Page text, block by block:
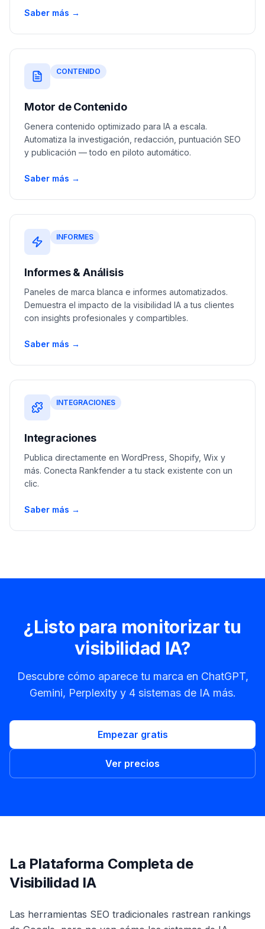
Saber más →
CONTENIDO
Motor de Contenido
Genera contenido optimizado para IA a escala.
Automatiza la investigación, redacción, puntuación SEO
y publicación — todo en piloto automático.
Saber más →
INFORMES
Informes & Análisis
Paneles de marca blanca e informes automatizados.
Demuestra el impacto de la visibilidad IA a tus clientes
con insights profesionales y compartibles.
Saber más →
INTEGRACIONES
Integraciones
Publica directamente en WordPress, Shopify, Wix y
más. Conecta Rankfender a tu stack existente con un
clic.
Saber más →
¿Listo para monitorizar tu
visibilidad IA?
Descubre cómo aparece tu marca en ChatGPT,
Gemini, Perplexity y 4 sistemas de IA más.
Empezar gratis
Ver precios
La Plataforma Completa de
Visibilidad IA
Las herramientas SEO tradicionales rastrean rankings